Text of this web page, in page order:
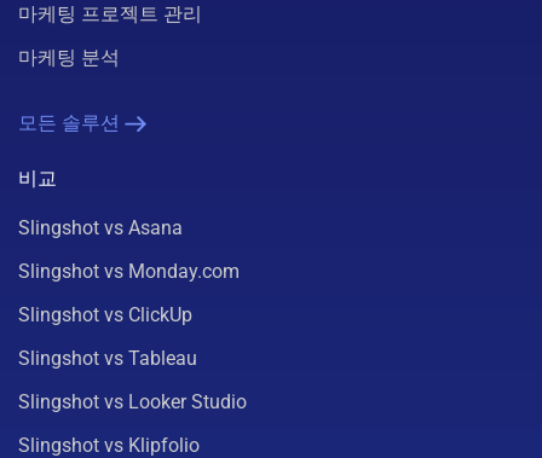
마케팅 프로젝트 관리
마케팅 분석
모든 솔루션
비교
Slingshot vs Asana
Slingshot vs Monday.com
Slingshot vs ClickUp
Slingshot vs Tableau
Slingshot vs Looker Studio
Slingshot vs Klipfolio